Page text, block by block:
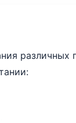
различных